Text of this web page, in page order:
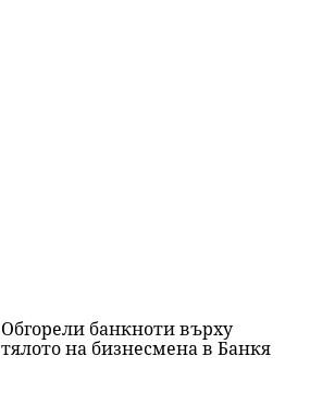
Обгорели банкноти върху
тялото на бизнесмена в Банкя